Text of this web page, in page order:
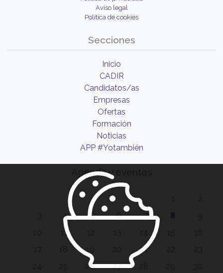
Aviso legal
Política de cookies
Secciones
Inicio
CADIR
Candidatos/as
Empresas
Ofertas
Formación
Noticias
APP #Yotambién
Agenda y eventos
4 5 6 7 8
11
19 21
26 27